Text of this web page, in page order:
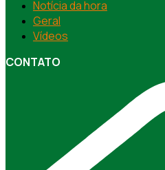
Notícia da hora
Geral
Vídeos
CONTATO